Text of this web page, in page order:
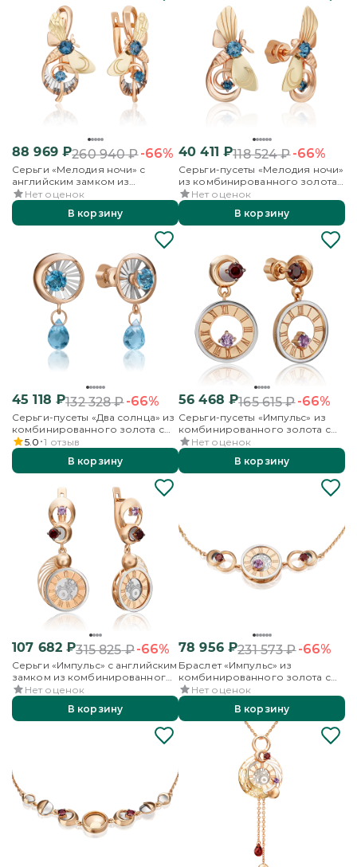
88 969₽260 940₽-66%
Серьги «Мелодия ночи» с
английским замком из
комбинированного золота с
топазами
Нет оценок
В корзину
40 411 ₽118 524₽-66%
Серьги-пусеты «Мелодия ночи»
из комбинированного золота
с топазами
Нет оценок
В корзину
45 118 ₽132 328₽-66%
Серьги-пусеты «Два солнца» из
комбинированного золота с
топазами
5.0 1 отзыв
В корзину
56 468 ₽165 615₽-66%
Серьги-пусеты «Импульс» из
комбинированного золота с
гранатом и аметистом
Нет оценок
В корзину
107 682 ₽315 825₽-66%
Серьги «Импульс» с английским
замком из комбинированного
золота с гранатом и аметистом
Нет оценок
В корзину
78 956₽231 573₽-66%
Браслет «Импульс» из
комбинированного золота с
аметистом и гранатами
Нет оценок
В корзину